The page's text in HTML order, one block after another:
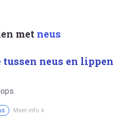
met neus
tussen neus en lippen
Meer info